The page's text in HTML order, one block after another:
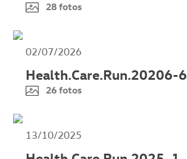
28 fotos
02/07/2026
Health.Care.Run.20206-6
26 fotos
13/10/2025